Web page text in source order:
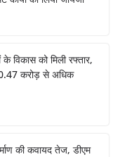
के विकास को मिली रफ्तार,
करोड़ से अधिक
की कवायद तेज, डीएम